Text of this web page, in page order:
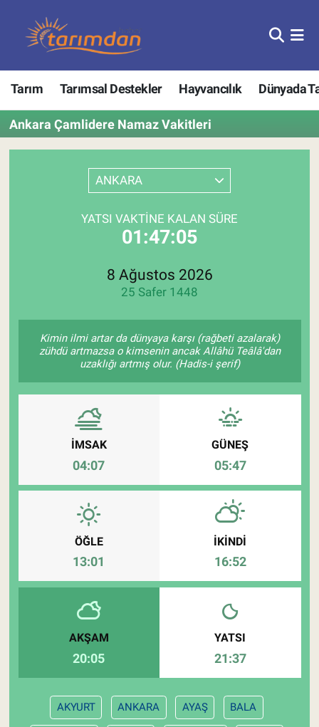
Tarım Tarımsal Destekler Hayvancılık Dünyada
Ankara Çamlidere Namaz Vakitleri
ANKARA
YATSI VAKTINE KALAN SÜRE
01:47:05
8 Ağustos 2026
25 Safer 1448
Kimin ilmi artar da dünyaya karşı (rağbeti azalarak)
zühdü artmazsa o kimsenin ancak Allâhü Teâlâ'dan
uzaklığı artmış olur. (Hadis-i şerif)
İMSAK
04:07
GÜNEŞ
05:47
ÖĞLE
13:01
İKINDI
16:52
AKŞAM
20:05
YATSI
21:37
AKYURT ANKARA AYAŞ BALA
Tarım
Hayvancılık
Gıda
Tarım Bakanlığı
Pankobirlik
Et fiyatları
Tarım Bilgisi
Yetiştirici Soruyor
Dünyada Tarım
Üretici Birlikleri
Şeker ve Şekerli Mamüller
Tahıllar ve Baklagiller
Tohum
Nöbetçi Eczaneler
Hava Durumu
Trafik Durumu
Son Dakika Haberleri